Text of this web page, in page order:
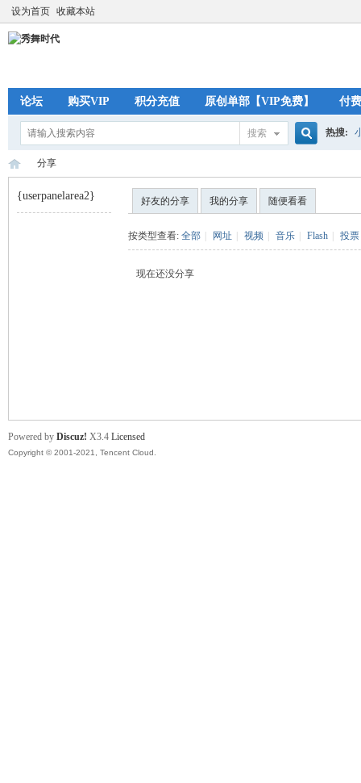
设为首页 收藏本站
论坛 购买VIP 积分充值 原创单部【VIP免费】 付
搜索 热搜:
分享
{userpanelarea2} 好友的分享 我的分享 随便看看
按类型查看: 全部 网址 视频 音乐 Flash 投票
现在还没分享
Powered by Discuz! X3.4 Licensed
Copyright © 2001-2021, Tencent Cloud.